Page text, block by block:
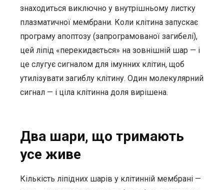
знаходиться виключно у внутрішньому листку
плазматичної мембрани. Коли клітина запускає
програму апоптозу (запрограмованої загибелі),
цей ліпід «перекидається» на зовнішній шар — і
це слугує сигналом для імунних клітин, щоб
утилізувати загиблу клітину. Один молекулярний
сигнал — і ціла клітинна доля вирішена.
Два шари, що тримають
усе живе
Кількість ліпідних шарів у клітинній мембрані —